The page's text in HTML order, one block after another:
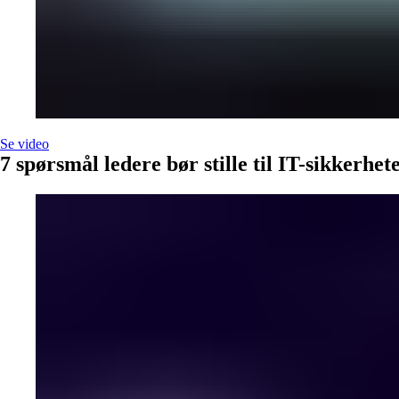
Se video
7 spørsmål ledere bør stille til IT-